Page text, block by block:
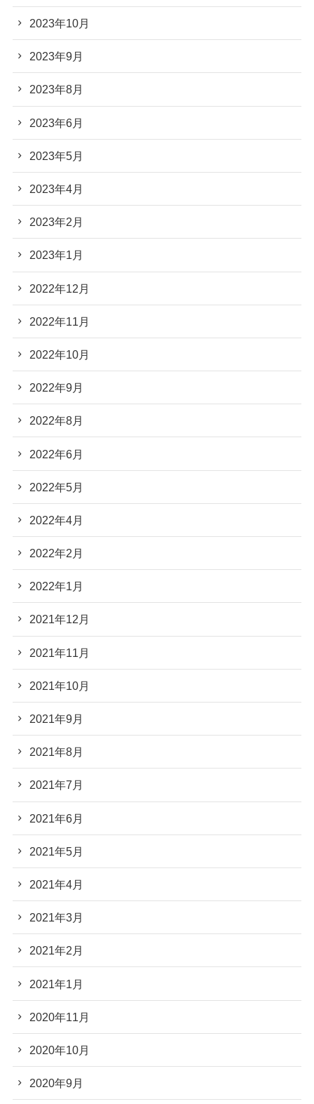
2023年10月
2023年9月
2023年8月
2023年6月
2023年5月
2023年4月
2023年2月
2023年1月
2022年12月
2022年11月
2022年10月
2022年9月
2022年8月
2022年6月
2022年5月
2022年4月
2022年2月
2022年1月
2021年12月
2021年11月
2021年10月
2021年9月
2021年8月
2021年7月
2021年6月
2021年5月
2021年4月
2021年3月
2021年2月
2021年1月
2020年11月
2020年10月
2020年9月